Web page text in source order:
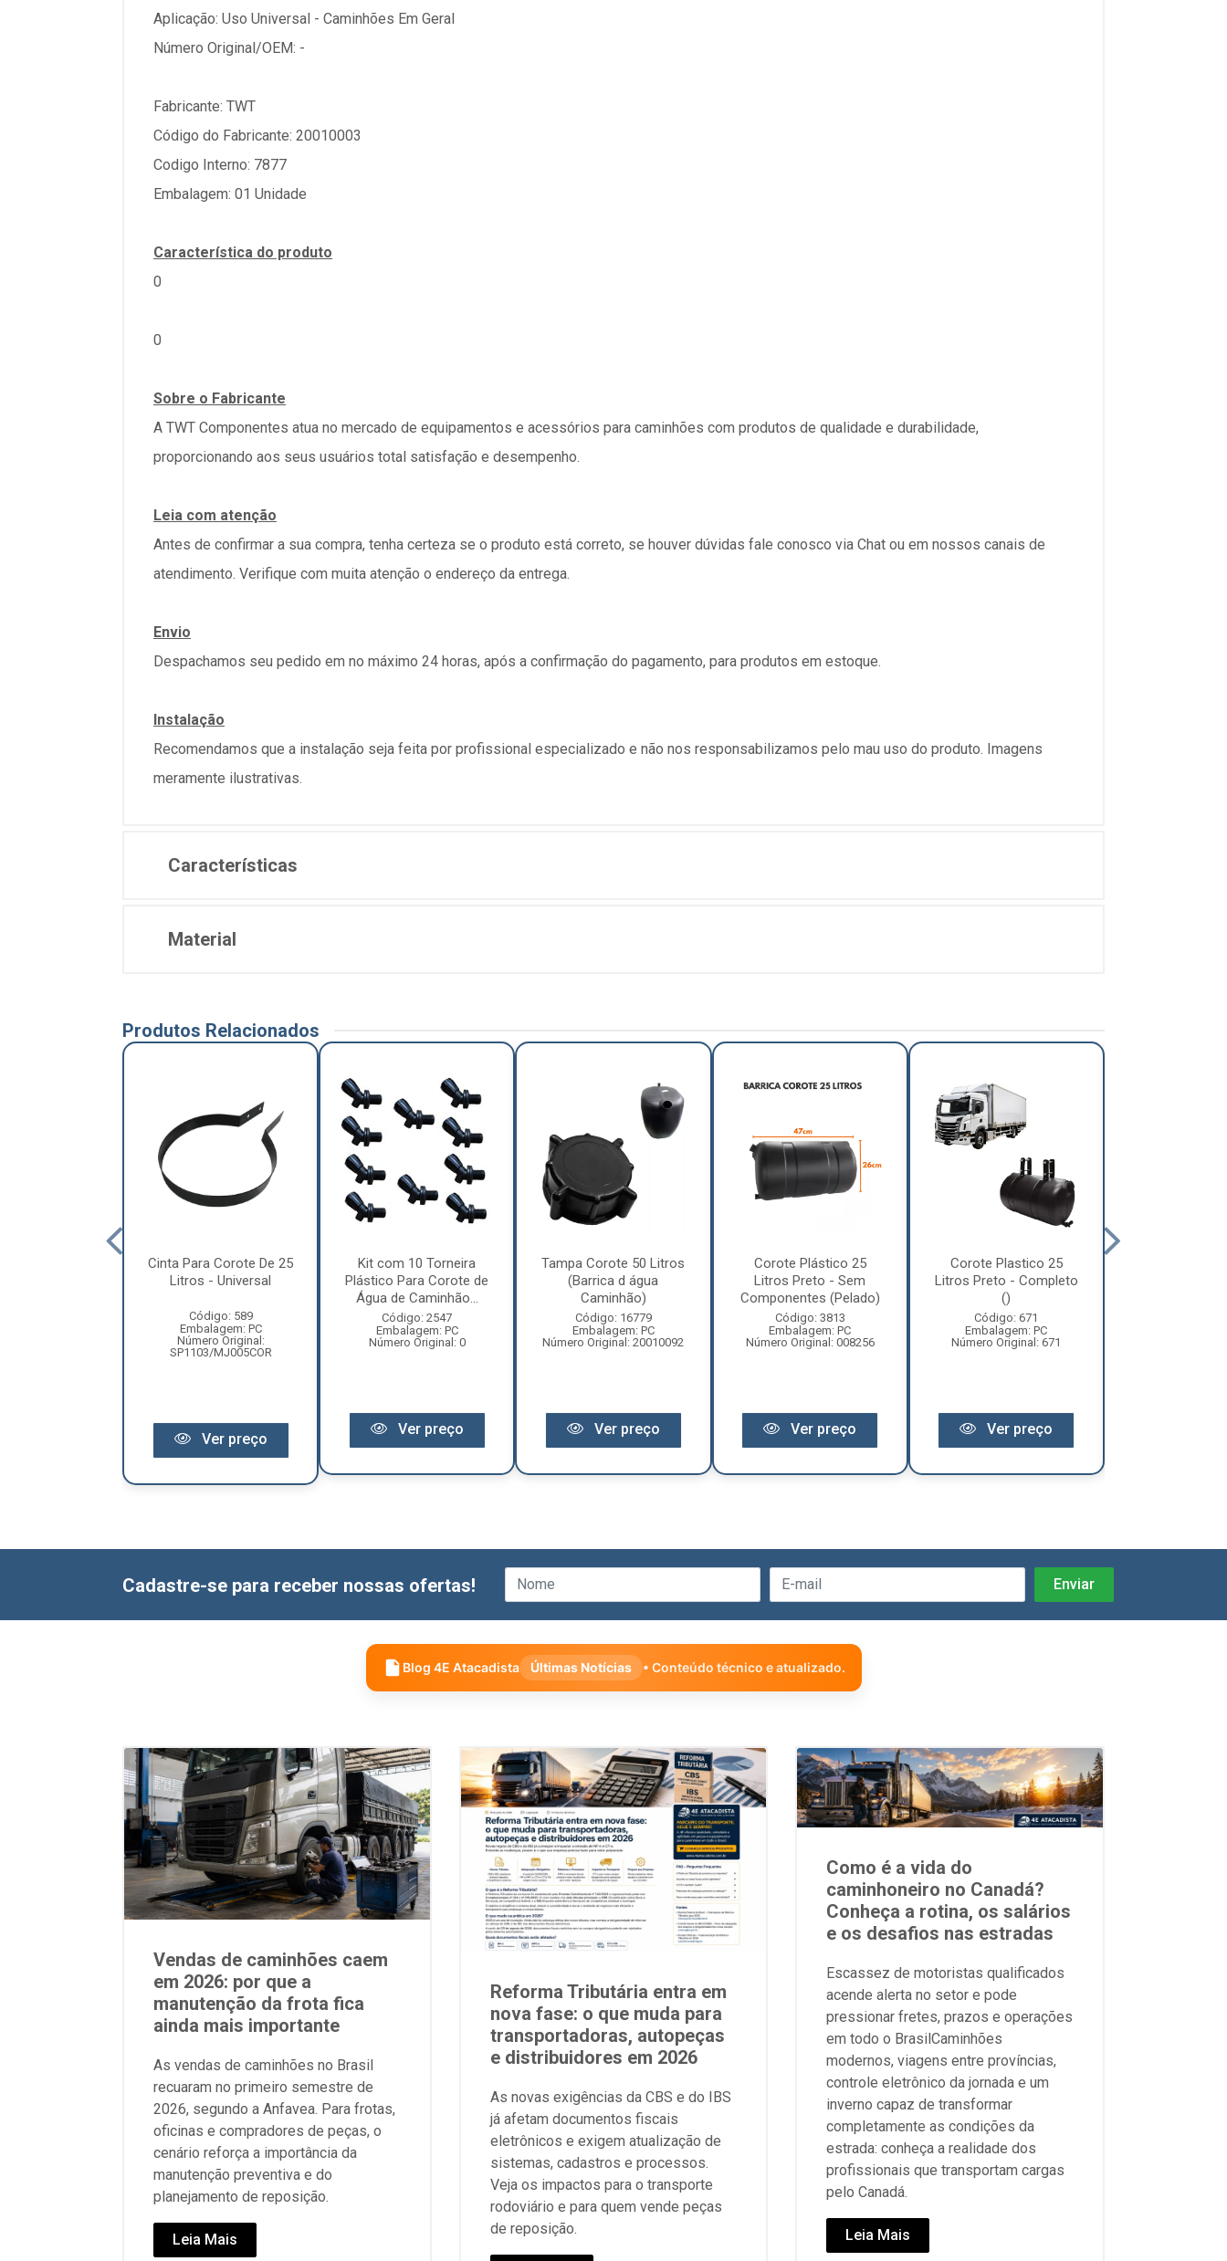
Aplicação: Uso Universal - Caminhões Em Geral
Número Original/OEM: -
Fabricante: TWT
Código do Fabricante: 20010003
Codigo Interno: 7877
Embalagem: 01 Unidade
Característica do produto
0
0
Sobre o Fabricante
A TWT Componentes atua no mercado de equipamentos e acessórios para caminhões com produtos de qualidade e durabilidade,
proporcionando aos seus usuários total satisfação e desempenho.
Leia com atenção
Antes de confirmar a sua compra, tenha certeza se o produto está correto, se houver dúvidas fale conosco via Chat ou em nossos canais de
atendimento. Verifique com muita atenção o endereço da entrega.
Envio
Despachamos seu pedido em no máximo 24 horas, após a confirmação do pagamento, para produtos em estoque.
Instalação
Recomendamos que a instalação seja feita por profissional especializado e não nos responsabilizamos pelo mau uso do produto. Imagens
meramente ilustrativas.
Características
Material
Produtos Relacionados
Cinta Para Corote De 25
Litros - Universal
Código: 589
Embalagem: PC
Número Original:
SP1103/MJ005COR
Ver preço
Kit com 10 Torneira
Plástico Para Corote de
Água de Caminhão...
Código: 2547
Embalagem: PC
Número Original: 0
Ver preço
Tampa Corote 50 Litros
(Barrica d água
Caminhão)
Código: 16779
Embalagem: PC
Número Original: 20010092
Ver preço
Corote Plástico 25
Litros Preto - Sem
Componentes (Pelado)
Código: 3813
Embalagem: PC
Número Original: 008256
Ver preço
Corote Plastico 25
Litros Preto - Completo
()
Código: 671
Embalagem: PC
Número Original: 671
Ver preço
Cadastre-se para receber nossas ofertas!
Blog 4E Atacadista Últimas Notícias • Conteúdo técnico e atualizado.
Vendas de caminhões caem
em 2026: por que a
manutenção da frota fica
ainda mais importante
As vendas de caminhões no Brasil
recuaram no primeiro semestre de
2026, segundo a Anfavea. Para frotas,
oficinas e compradores de peças, o
cenário reforça a importância da
manutenção preventiva e do
planejamento de reposição.
Leia Mais
Reforma Tributária entra em
nova fase: o que muda para
transportadoras, autopeças
e distribuidores em 2026
As novas exigências da CBS e do IBS
já afetam documentos fiscais
eletrônicos e exigem atualização de
sistemas, cadastros e processos.
Veja os impactos para o transporte
rodoviário e para quem vende peças
de reposição.
Como é a vida do
caminhoneiro no Canadá?
Conheça a rotina, os salários
e os desafios nas estradas
Escassez de motoristas qualificados
acende alerta no setor e pode
pressionar fretes, prazos e operações
em todo o BrasilCaminhões
modernos, viagens entre províncias,
controle eletrônico da jornada e um
inverno capaz de transformar
completamente as condições da
estrada: conheça a realidade dos
profissionais que transportam cargas
pelo Canadá.
Leia Mais